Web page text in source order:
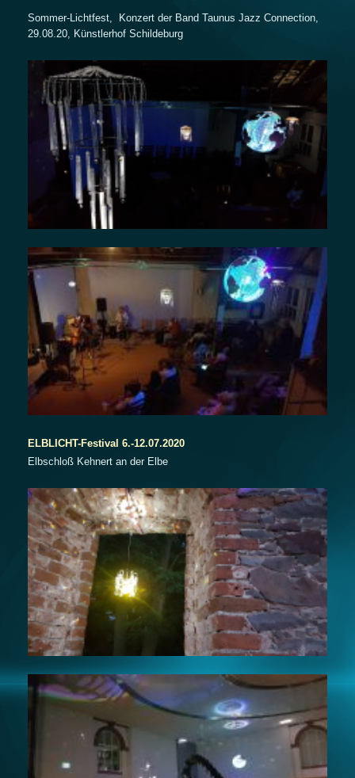
Sommer-Lichtfest, Konzert der Band Taunus Jazz Connection,
29.08.20, Künstlerhof Schildeburg
ELBLICHT-Festival 6.-12.07.2020
Elbschloß Kehnert an der Elbe